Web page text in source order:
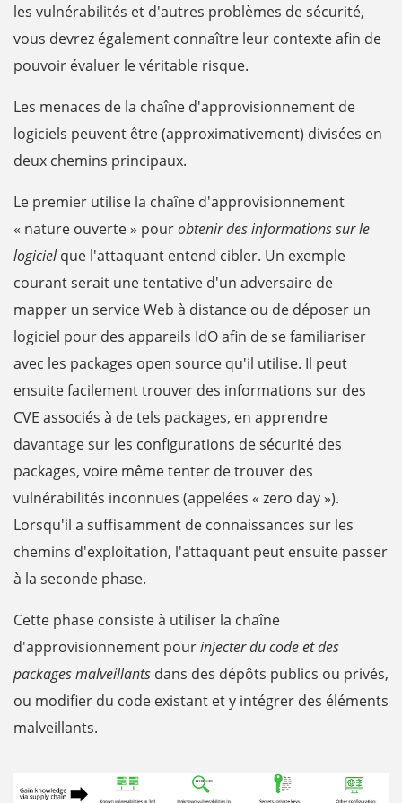
les vulnérabilités et d'autres problèmes de sécurité,
vous devrez également connaître leur contexte afin de
pouvoir évaluer le véritable risque.
Les menaces de la chaîne d'approvisionnement de
logiciels peuvent être (approximativement) divisées en
deux chemins principaux.
Le premier utilise la chaîne d'approvisionnement
« nature ouverte » pourobtenir des informations sur le
logicielque l'attaquant entend cibler. Un exemple
courant serait une tentative d'un adversaire de
mapper un service Web à distance ou de déposer un
logiciel pour des appareils IdO afin de se familiariser
avec les packages open source qu'il utilise. Il peut
ensuite facilement trouver des informations sur des
CVE associés à de tels packages, en apprendre
davantage sur les configurations de sécurité des
packages, voire même tenter de trouver des
vulnérabilités inconnues (appelées « zero day »).
Lorsqu'il a suffisamment de connaissances sur les
chemins d'exploitation, l'attaquant peut ensuite passer
à la seconde phase.
Cette phase consiste à utiliser la chaîne
d'approvisionnement pourinjecter du code et des
packages malveillants dans des dépôts publics ou privés,
ou modifier du code existant et y intégrer des éléments
malveillants.